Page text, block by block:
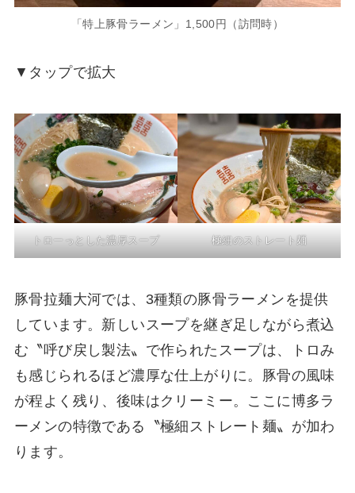
「特上豚骨ラーメン」1,500円（訪問時）
▼タップで拡大
トローっとした濃厚スープ 極細のストレート麺
豚骨拉麺大河では、3種類の豚骨ラーメンを提供
しています。新しいスープを継ぎ足しながら煮込
む〝呼び戻し製法〟で作られたスープは、トロみ
も感じられるほど濃厚な仕上がりに。豚骨の風味
が程よく残り、後味はクリーミー。ここに博多ラ
ーメンの特徴である〝極細ストレート麺〟が加わ
ります。